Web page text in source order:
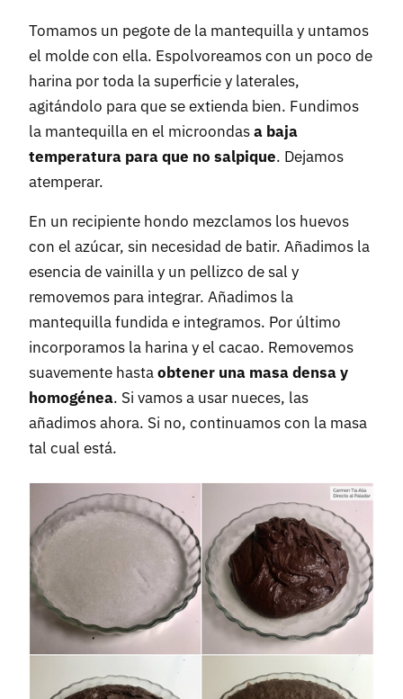
Tomamos un pegote de la mantequilla y untamos
el molde con ella. Espolvoreamos con un poco de
harina por toda la superficie y laterales,
agitándolo para que se extienda bien. Fundimos
la mantequilla en el microondasa baja
temperatura para que no salpique. Dejamos
atemperar.
En un recipiente hondo mezclamos los huevos
con el azúcar, sin necesidad de batir. Añadimos la
esencia de vainilla y un pellizco de sal y
removemos para integrar. Añadimos la
mantequilla fundida e integramos. Por último
incorporamos la harina y el cacao. Removemos
suavemente hastaobtener una masa densa y
homogénea. Si vamos a usar nueces, las
añadimos ahora. Si no, continuamos con la masa
tal cual está.